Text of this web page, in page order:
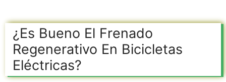
¿Es Bueno El Frenado
Regenerativo En Bicicletas
Eléctricas?